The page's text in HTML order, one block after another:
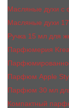
Масляные духи
Масляные духи
Ручка 15 мл для
Парфюмерия
Парфюм Apple
Парфюм 30 мл
Компактный